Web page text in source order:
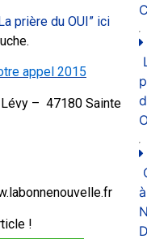
prière du OUI” ici
appel 2015
Lévy – 47180 Sainte
!
à